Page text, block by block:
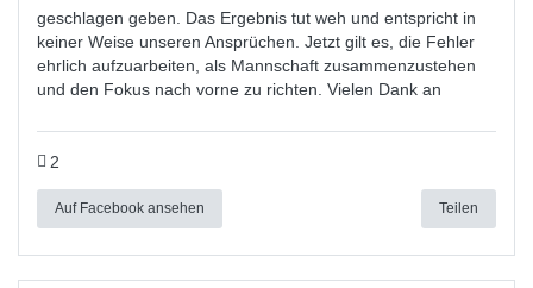
geschlagen geben. Das Ergebnis tut weh und entspricht in
keiner Weise unseren Ansprüchen. Jetzt gilt es, die Fehler
ehrlich aufzuarbeiten, als Mannschaft zusammenzustehen
und den Fokus nach vorne zu richten. Vielen Dank an
2
Auf Facebook ansehen Teilen